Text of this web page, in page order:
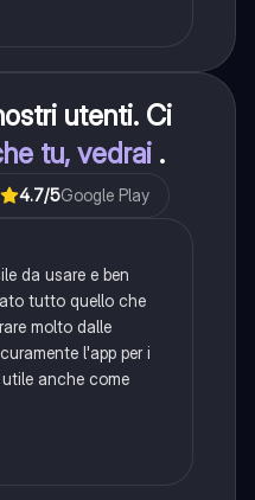
utenti. Ci
tu, vedrai .
4.7/5Google Play
da usare e ben
tutto quello che
molto dalle
l'app per i
anche come